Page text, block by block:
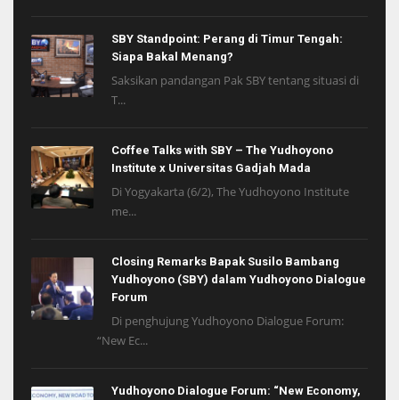
SBY Standpoint: Perang di Timur Tengah:
Siapa Bakal Menang?
Saksikan pandangan Pak SBY tentang situasi di
T...
Coffee Talks with SBY – The Yudhoyono
Institute x Universitas Gadjah Mada
Di Yogyakarta (6/2), The Yudhoyono Institute
me...
Closing Remarks Bapak Susilo Bambang
Yudhoyono (SBY) dalam Yudhoyono Dialogue
Forum
Di penghujung Yudhoyono Dialogue Forum:
“New Ec...
Yudhoyono Dialogue Forum: “New Economy,